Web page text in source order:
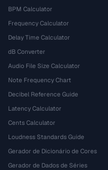
BPM Calculator
Frequency Calculator
Delay Time Calculator
dB Converter
Audio File Size Calculator
Note Frequency Chart
Decibel Reference Guide
Latency Calculator
Cents Calculator
Loudness Standards Guide
Gerador de Dicionário de Cores
Gerador de Dados de Séries